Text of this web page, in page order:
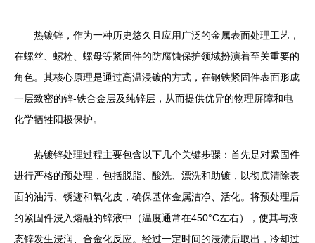
热镀锌，作为一种历史悠久且应用广泛的金属表面处理工艺，
在螺丝、螺栓、螺母等紧固件的防腐蚀保护领域扮演着至关重要的
角色。其核心原理是通过高温浸镀的方式，在钢铁紧固件表面形成
一层致密的锌-铁合金层及纯锌层，从而提供优异的物理屏障和电
化学牺牲阳极保护。
热镀锌处理过程主要包含以下几个关键步骤：首先是对紧固件
进行严格的预处理，包括脱脂、酸洗、漂洗和助镀，以彻底清除表
面的油污、锈迹和氧化皮，确保基体金属洁净、活化。将预处理后
的紧固件浸入熔融的锌液中（温度通常在450°C左右），使其与液
态锌发生浸润、合金化反应。经过一定时间的浸渍后取出，冷却过